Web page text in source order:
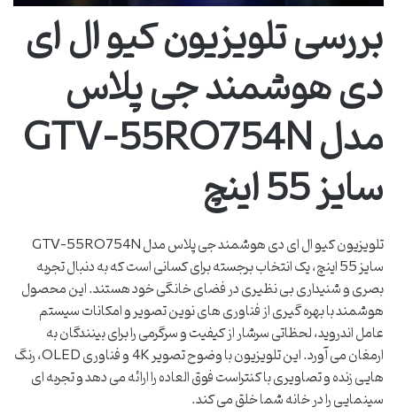
بررسی تلویزیون کیو ال ای
دی هوشمند جی پلاس
مدل GTV-55RQ754N
سایز 55 اینچ
تلویزیون کیو ال ای دی هوشمند جی پلاس مدل GTV-55RQ754N
سایز 55 اینچ، یک انتخاب برجسته برای کسانی است که به دنبال تجربه
بصری و شنیداری بی نظیری در فضای خانگی خود هستند. این محصول
هوشمند با بهره گیری از فناوری های نوین تصویر و امکانات سیستم
عامل اندروید، لحظاتی سرشار از کیفیت و سرگرمی را برای بینندگان به
ارمغان می آورد. این تلویزیون با وضوح تصویر 4K و فناوری QLED، رنگ
هایی زنده و تصاویری با کنتراست فوق العاده را ارائه می دهد و تجربه ای
سینمایی را در خانه شما خلق می کند.